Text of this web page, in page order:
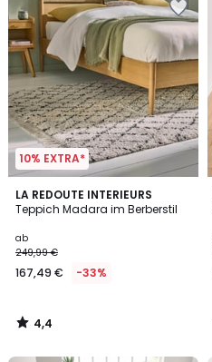
10% EXTRA*
LA REDOUTE INTERIEURS
Teppich Madara im Berberstil
ab
249,99 €
167,49 € -33%
4,4
/ 5
4,4
/